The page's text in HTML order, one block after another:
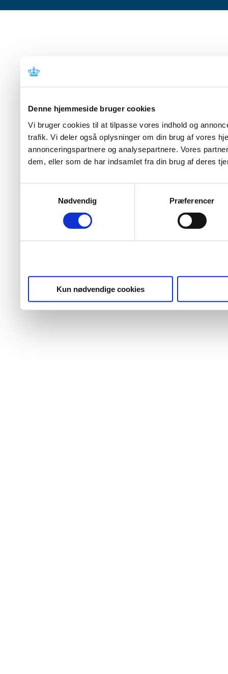
Denne hjemmeside bruger cookies
Vi bruger cookies til at tilpasse vores indhold og
trafik. Vi deler også oplysninger om din brug af vores
annonceringspartnere og analysepartnere. Vores
dem, eller som de har indsamlet fra din brug af deres
Nødvendig
Præferencer
Kun nødvendige cookies